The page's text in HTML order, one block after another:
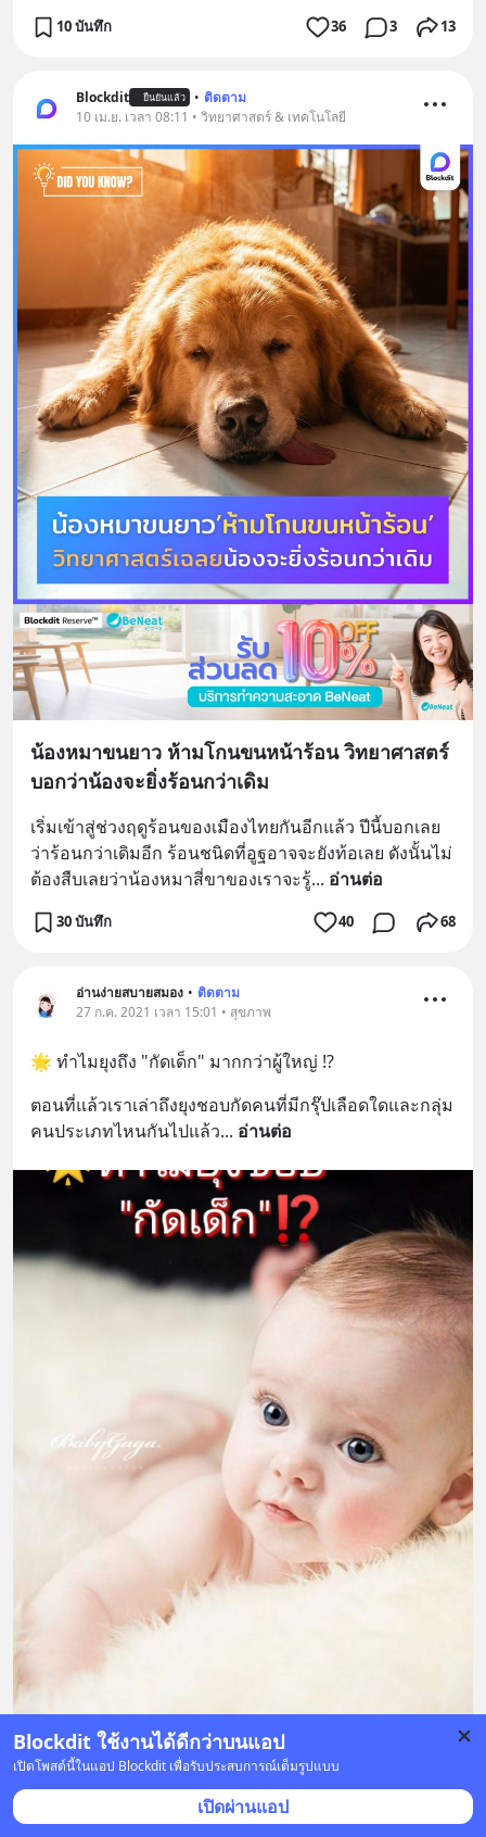
Blockdit ใช้งานได้ดีกว่าบนแอป
เปิดโพสต์นี้ในแอป Blockdit เพื่อรับประสบการณ์เต็มรูปแบบ
เปิดผ่านแอป
10 บันทึก 36 3 13
Blockdit ยืนยันแล้ว • ติดตาม
10 เม.ย. เวลา 08:11 • วิทยาศาสตร์ & เทคโนโลยี
น้องหมาขนยาว ห้ามโกนขนหน้าร้อน วิทยาศาสตร์
บอกว่าน้องจะยิ่งร้อนกว่าเดิม
เริ่มเข้าสู่ช่วงฤดูร้อนของเมืองไทยกันอีกแล้ว ปีนี้บอกเลย
ว่าร้อนกว่าเดิมอีก ร้อนชนิดที่อูฐอาจจะยังท้อเลย ดังนั้นไม่
ต้องสืบเลยว่าน้องหมาสี่ขาของเราจะรู้... อ่านต่อ
30 บันทึก 40 68
อ่านง่ายสบายสมอง • ติดตาม
27 ก.ค. 2021 เวลา 15:01 • สุขภาพ
🌟 ทำไมยุงถึง "กัดเด็ก" มากกว่าผู้ใหญ่ ⁉️
ตอนที่แล้วเราเล่าถึงยุงชอบกัดคนที่มีกรุ๊ปเลือดใดและกลุ่ม
คนประเภทไหนกันไปแล้ว... อ่านต่อ